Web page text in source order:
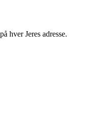
hver Jeres adresse.